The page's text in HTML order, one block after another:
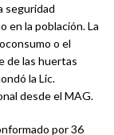
seguridad
en la población. La
o el
de las huertas
la Lic.
desde el MAG.
por 36